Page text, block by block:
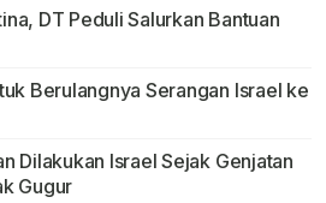
DT Peduli Salurkan Bantuan
Berulangnya Serangan Israel ke
Dilakukan Israel Sejak Genjatan
Gugur